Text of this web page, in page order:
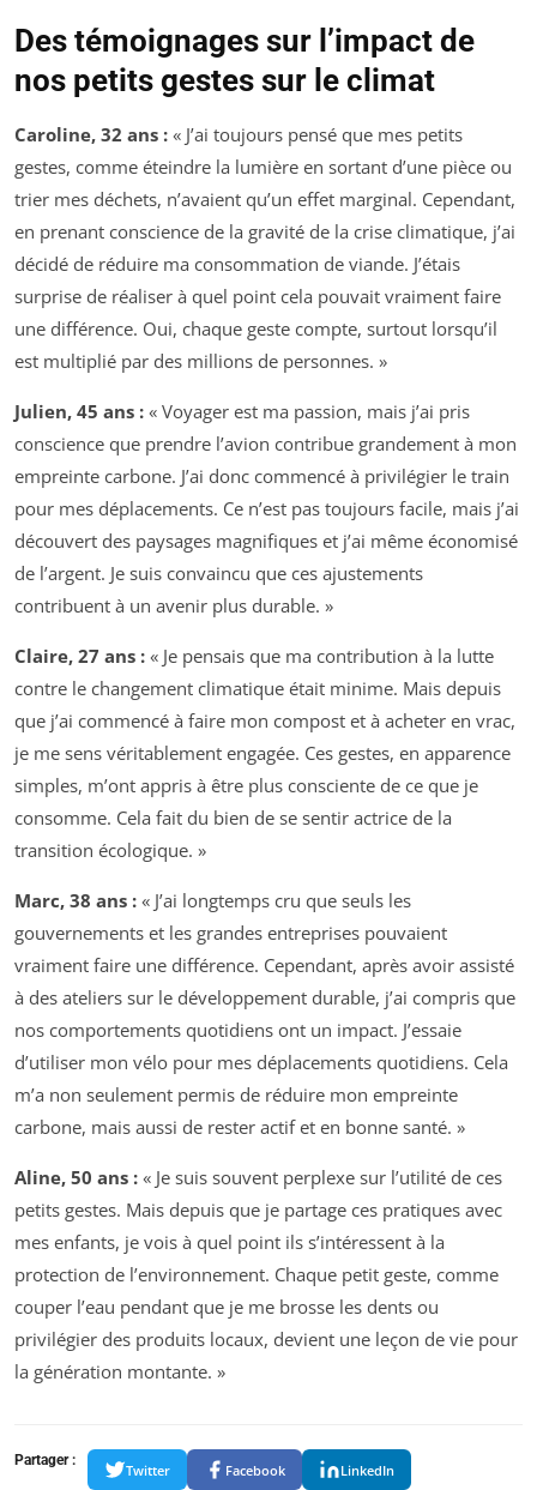
Des témoignages sur l’impact de
nos petits gestes sur le climat
Caroline, 32 ans : « J’ai toujours pensé que mes petits
gestes, comme éteindre la lumière en sortant d’une pièce ou
trier mes déchets, n’avaient qu’un effet marginal. Cependant,
en prenant conscience de la gravité de la crise climatique, j’ai
décidé de réduire ma consommation de viande. J’étais
surprise de réaliser à quel point cela pouvait vraiment faire
une différence. Oui, chaque geste compte, surtout lorsqu’il
est multiplié par des millions de personnes. »
Julien, 45 ans : « Voyager est ma passion, mais j’ai pris
conscience que prendre l’avion contribue grandement à mon
empreinte carbone. J’ai donc commencé à privilégier le train
pour mes déplacements. Ce n’est pas toujours facile, mais j’ai
découvert des paysages magnifiques et j’ai même économisé
de l’argent. Je suis convaincu que ces ajustements
contribuent à un avenir plus durable. »
Claire, 27 ans : « Je pensais que ma contribution à la lutte
contre le changement climatique était minime. Mais depuis
que j’ai commencé à faire mon compost et à acheter en vrac,
je me sens véritablement engagée. Ces gestes, en apparence
simples, m’ont appris à être plus consciente de ce que je
consomme. Cela fait du bien de se sentir actrice de la
transition écologique. »
Marc, 38 ans : « J’ai longtemps cru que seuls les
gouvernements et les grandes entreprises pouvaient
vraiment faire une différence. Cependant, après avoir assisté
à des ateliers sur le développement durable, j’ai compris que
nos comportements quotidiens ont un impact. J’essaie
d’utiliser mon vélo pour mes déplacements quotidiens. Cela
m’a non seulement permis de réduire mon empreinte
carbone, mais aussi de rester actif et en bonne santé. »
Aline, 50 ans : « Je suis souvent perplexe sur l’utilité de ces
petits gestes. Mais depuis que je partage ces pratiques avec
mes enfants, je vois à quel point ils s’intéressent à la
protection de l’environnement. Chaque petit geste, comme
couper l’eau pendant que je me brosse les dents ou
privilégier des produits locaux, devient une leçon de vie pour
la génération montante. »
Partager :
Twitter Facebook LinkedIn